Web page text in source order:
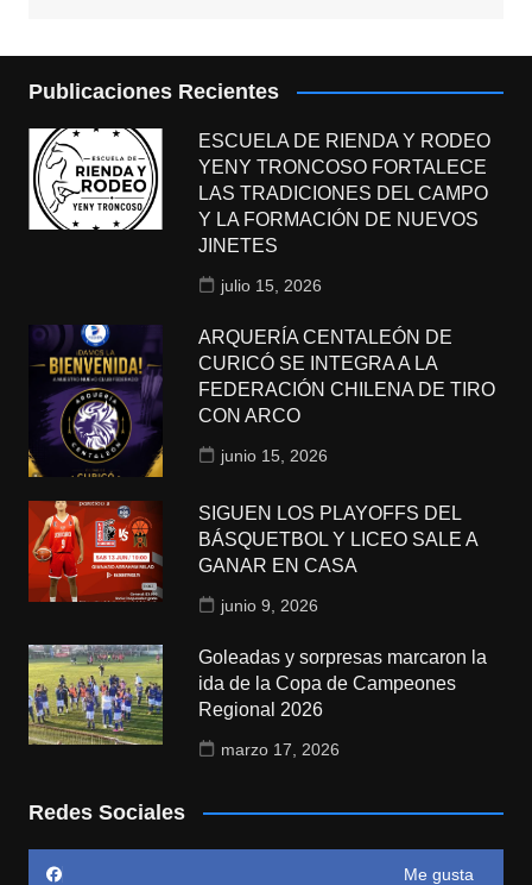
Publicaciones Recientes
ESCUELA DE RIENDA Y RODEO
YENY TRONCOSO FORTALECE
LAS TRADICIONES DEL CAMPO
Y LA FORMACIÓN DE NUEVOS
JINETES
julio 15, 2026
ARQUERÍA CENTALEÓN DE
CURICÓ SE INTEGRA A LA
FEDERACIÓN CHILENA DE TIRO
CON ARCO
junio 15, 2026
SIGUEN LOS PLAYOFFS DEL
BÁSQUETBOL Y LICEO SALE A
GANAR EN CASA
junio 9, 2026
Goleadas y sorpresas marcaron la
ida de la Copa de Campeones
Regional 2026
marzo 17, 2026
Redes Sociales
Me gusta